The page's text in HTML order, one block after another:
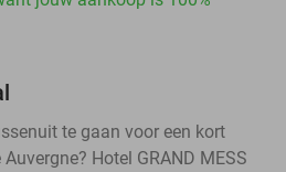
te gaan voor een kort
Hotel GRAND MESS